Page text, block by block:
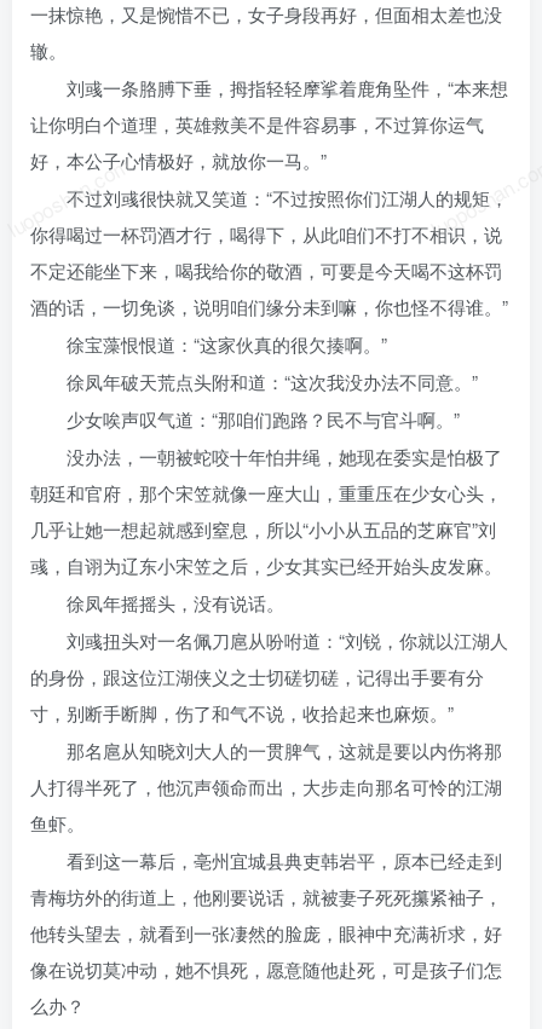
luoposhan.com
一抹惊艳，又是惋惜不已，女子身段再好，但面相太差也没
辙。
刘彧一条胳膊下垂，拇指轻轻摩挲着鹿角坠件，“本来想
让你明白个道理，英雄救美不是件容易事，不过算你运气
好，本公子心情极好，就放你一马。”
不过刘彧很快就又笑道：“不过按照你们江湖人的规矩，
你得喝过一杯罚酒才行，喝得下，从此咱们不打不相识，说
不定还能坐下来，喝我给你的敬酒，可要是今天喝不这杯罚
酒的话，一切免谈，说明咱们缘分未到嘛，你也怪不得谁。”
徐宝藻恨恨道：“这家伙真的很欠揍啊。”
徐凤年破天荒点头附和道：“这次我没办法不同意。”
少女唉声叹气道：“那咱们跑路？民不与官斗啊。”
没办法，一朝被蛇咬十年怕井绳，她现在委实是怕极了
朝廷和官府，那个宋笠就像一座大山，重重压在少女心头，
几乎让她一想起就感到窒息，所以“小小从五品的芝麻官”刘
彧，自诩为辽东小宋笠之后，少女其实已经开始头皮发麻。
徐凤年摇摇头，没有说话。
刘彧扭头对一名佩刀扈从吩咐道：“刘锐，你就以江湖人
的身份，跟这位江湖侠义之士切磋切磋，记得出手要有分
寸，别断手断脚，伤了和气不说，收拾起来也麻烦。”
那名扈从知晓刘大人的一贯脾气，这就是要以内伤将那
人打得半死了，他沉声领命而出，大步走向那名可怜的江湖
鱼虾。
看到这一幕后，亳州宜城县典吏韩岩平，原本已经走到
青梅坊外的街道上，他刚要说话，就被妻子死死攥紧袖子，
他转头望去，就看到一张凄然的脸庞，眼神中充满祈求，好
像在说切莫冲动，她不惧死，愿意随他赴死，可是孩子们怎
么办？